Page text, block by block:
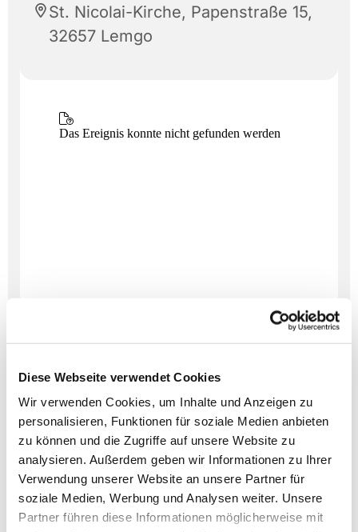
Diese Webseite verwendet Cookies
Wir verwenden Cookies, um Inhalte und Anzeigen zu
personalisieren, Funktionen für soziale Medien anbieten
zu können und die Zugriffe auf unsere Website zu
analysieren. Außerdem geben wir Informationen zu Ihrer
Verwendung unserer Website an unsere Partner für
soziale Medien, Werbung und Analysen weiter. Unsere
Partner führen diese Informationen möglicherweise mit
St. Nicolai-Kirche, Papenstraße 15,
32657 Lemgo
Dies könnte Sie auch
interessieren